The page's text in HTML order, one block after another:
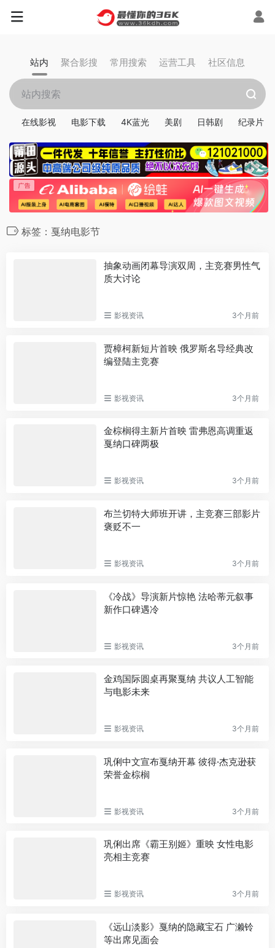
站内 聚合影搜 常用搜索 运营工具 社区信息
在线影视 电影下载 4K蓝光 美剧 日韩剧 纪录片
标签：戛纳电影节
抽象动画闭幕导演双周，主竞赛男性气
质大讨论
影视资讯 3个月前
贾樟柯新短片首映 俄罗斯名导经典改
编登陆主竞赛
影视资讯 3个月前
金棕榈得主新片首映 雷弗恩高调重返
戛纳口碑两极
影视资讯 3个月前
布兰切特大师班开讲，主竞赛三部影片
褒贬不一
影视资讯 3个月前
《冷战》导演新片惊艳 法哈蒂元叙事
新作口碑遇冷
影视资讯 3个月前
金鸡国际圆桌再聚戛纳 共议人工智能
与电影未来
影视资讯 3个月前
巩俐中文宣布戛纳开幕 彼得·杰克逊获
荣誉金棕榈
影视资讯 3个月前
巩俐出席《霸王别姬》重映 女性电影
亮相主竞赛
影视资讯 3个月前
《远山淡影》戛纳的隐藏宝石 广濑铃
等出席见面会